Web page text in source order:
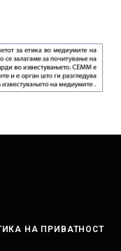
НА ПРИВАТНОСТ